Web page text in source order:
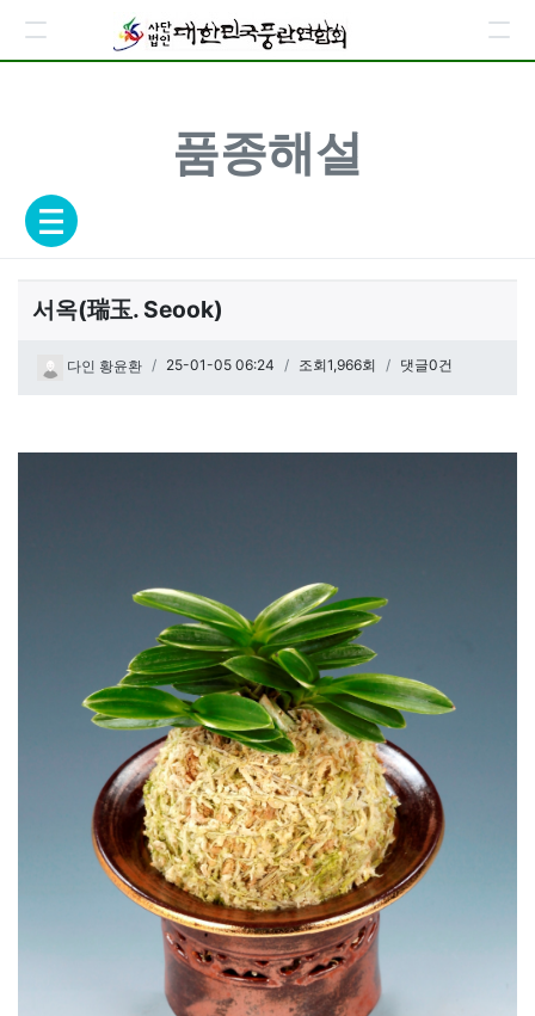
품종해설
서옥(瑞玉. Seook)
페이지 정보
다인 황윤환 작성일
25-01-05 06:24 조회1,966회 댓글0건